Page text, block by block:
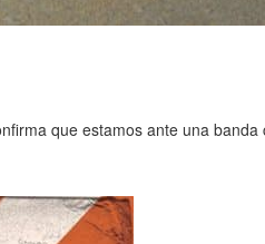
que estamos ante una